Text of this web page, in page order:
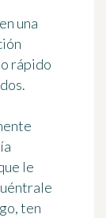
una
rápido
le
ten